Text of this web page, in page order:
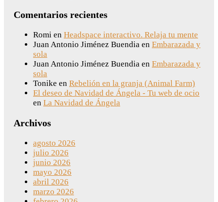
Comentarios recientes
Romi en Headspace interactivo. Relaja tu mente
Juan Antonio Jiménez Buendia en Embarazada y
sola
Juan Antonio Jiménez Buendia en Embarazada y
sola
Tonike en Rebelión en la granja (Animal Farm)
El deseo de Navidad de Ángela - Tu web de ocio
en La Navidad de Ángela
Archivos
agosto 2026
julio 2026
junio 2026
mayo 2026
abril 2026
marzo 2026